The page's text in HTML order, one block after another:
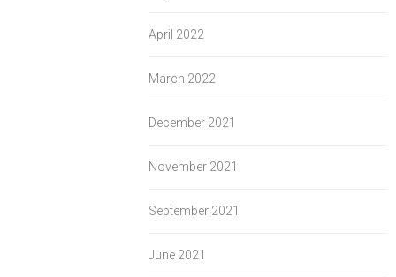
April 2022
March 2022
December 2021
November 2021
September 2021
June 2021